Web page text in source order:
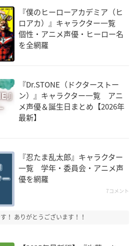
『僕のヒーローアカデミア（ヒ
ロアカ）』キャラクター一覧
個性・アニメ声優・ヒーロー名
を全網羅
『Dr.STONE（ドクターストー
ン）』キャラクター一覧 アニ
メ声優＆誕生日まとめ【2026年
最新】
『忍たま乱太郎』キャラクター
一覧 学年・委員会・アニメ声
優を網羅
7コメント
！ ありがとうございます！！